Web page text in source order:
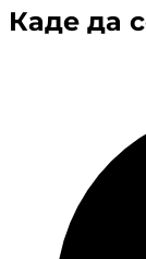
Каде да